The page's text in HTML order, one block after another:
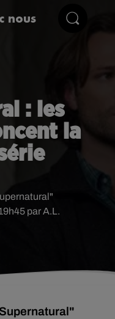
nous
: les
la
par A.L.